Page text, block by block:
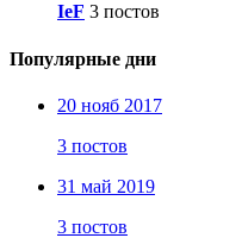
IeF 3 постов
Популярные дни
20 нояб 2017
3 постов
31 май 2019
3 постов